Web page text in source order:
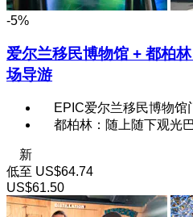
-5%
爱尔兰移民博物馆 + 都柏
场导游
EPIC爱尔兰移民博物馆
都柏林：随上随下观光
新
低至 US$64.74
US$61.50